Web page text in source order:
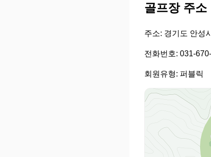
골프장 주소
주소: 경기도 안성
전화번호: 031-
회원유형: 퍼블릭